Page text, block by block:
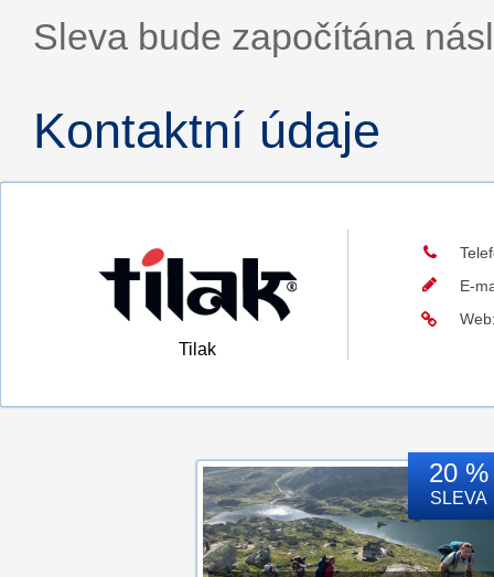
Sleva bude započítána
Kontaktní údaje
Tilak
E-
20 %
SLEVA